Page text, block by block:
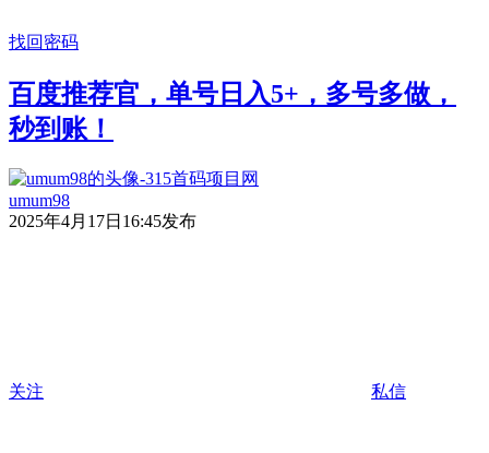
找回密码
百度推荐官，单号日入5+，多号多做，
秒到账！
umum98
2025年4月17日16:45发布
关注 私信